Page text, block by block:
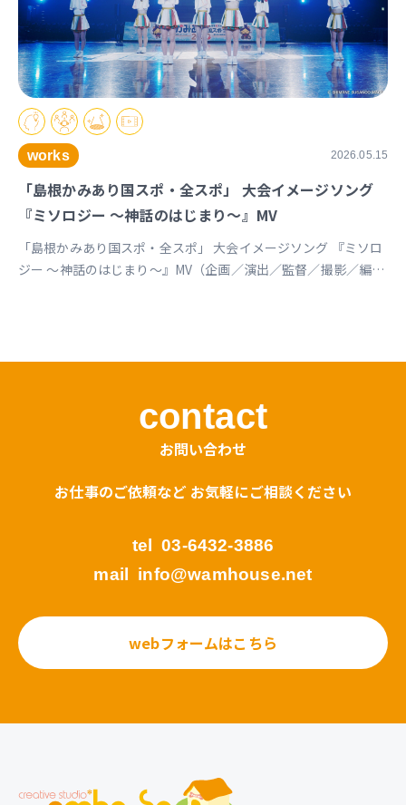
works 2026.05.15
「島根かみあり国スポ・全スポ」 大会イメージソング
『ミソロジー ～神話のはじまり～』MV
「島根かみあり国スポ・全スポ」 大会イメージソング 『ミソロ
ジー ～神話のはじまり～』MV（企画／演出／監督／撮影／編
contact
お問い合わせ
お仕事のご依頼など お気軽にご相談ください
tel 03-6432-3886
mail info@wamhouse.net
webフォームはこちら